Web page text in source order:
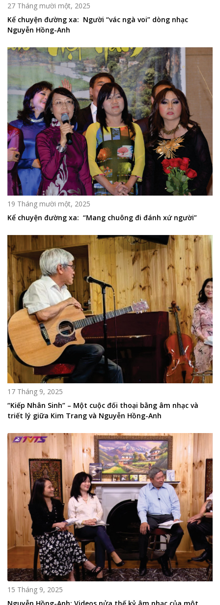
27 Tháng mười một, 2025
Kể chuyện đường xa: Người “vác ngà voi” dòng nhạc
Nguyễn Hồng-Anh
19 Tháng mười một, 2025
Kể chuyện đường xa: “Mang chuông đi đánh xứ người”
17 Tháng 9, 2025
“Kiếp Nhân Sinh” – Một cuộc đối thoại bằng âm nhạc và
triết lý giữa Kim Trang và Nguyễn Hồng-Anh
15 Tháng 9, 2025